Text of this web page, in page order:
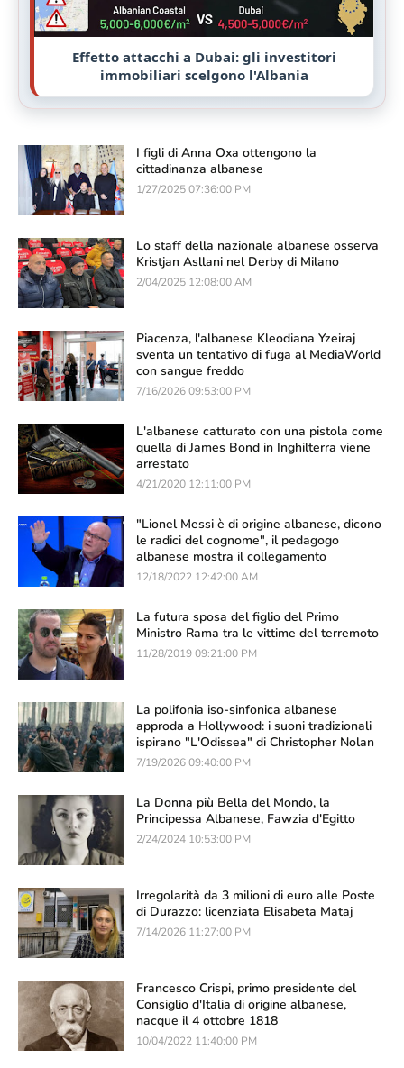
Effetto attacchi a Dubai: gli investitori
immobiliari scelgono l'Albania
I figli di Anna Oxa ottengono la
cittadinanza albanese
1/27/2025 07:36:00 PM
Lo staff della nazionale albanese osserva
Kristjan Asllani nel Derby di Milano
2/04/2025 12:08:00 AM
Piacenza, l'albanese Kleodiana Yzeiraj
sventa un tentativo di fuga al MediaWorld
con sangue freddo
7/16/2026 09:53:00 PM
L'albanese catturato con una pistola come
quella di James Bond in Inghilterra viene
arrestato
4/21/2020 12:11:00 PM
"Lionel Messi è di origine albanese, dicono
le radici del cognome", il pedagogo
albanese mostra il collegamento
12/18/2022 12:42:00 AM
La futura sposa del figlio del Primo
Ministro Rama tra le vittime del terremoto
11/28/2019 09:21:00 PM
La polifonia iso-sinfonica albanese
approda a Hollywood: i suoni tradizionali
ispirano "L'Odissea" di Christopher Nolan
7/19/2026 09:40:00 PM
La Donna più Bella del Mondo, la
Principessa Albanese, Fawzia d'Egitto
2/24/2024 10:53:00 PM
Irregolarità da 3 milioni di euro alle Poste
di Durazzo: licenziata Elisabeta Mataj
7/14/2026 11:27:00 PM
Francesco Crispi, primo presidente del
Consiglio d'Italia di origine albanese,
nacque il 4 ottobre 1818
10/04/2022 11:40:00 PM